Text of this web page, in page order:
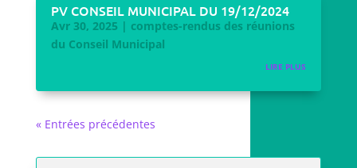
PV CONSEIL MUNICIPAL DU 19/12/2024
Avr 30, 2025 | comptes-rendus des réunions
du Conseil Municipal
LIRE PLUS
« Entrées précédentes